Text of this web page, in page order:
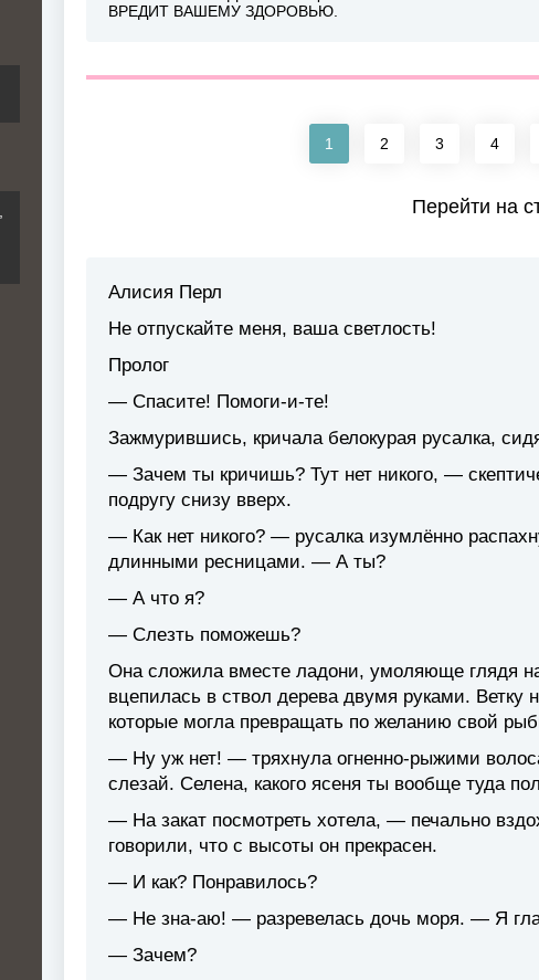
ВРЕДИТ ВАШЕМУ ЗДОРОВЬЮ.
1 2 3 4
Перейти на
Алисия Перл
Не отпускайте меня, ваша светлость!
Пролог
— Спасите! Помоги-и-те!
Зажмурившись, кричала белокурая русалка,
— Зачем ты кричишь? Тут нет никого, —
подругу снизу вверх.
— Как нет никого? — русалка изумлённо
длинными ресницами. — А ты?
— А что я?
— Слезть поможешь?
Она сложила вместе ладони, умоляюще глядя
вцепилась в ствол дерева двумя руками. Ветку
которые могла превращать по желанию свой
— Ну уж нет! — тряхнула огненно-рыжими
слезай. Селена, какого ясеня ты вообще туда
— На закат посмотреть хотела, — печально
говорили, что с высоты он прекрасен.
— И как? Понравилось?
— Не зна-аю! — разревелась дочь моря. — Я
— Зачем?